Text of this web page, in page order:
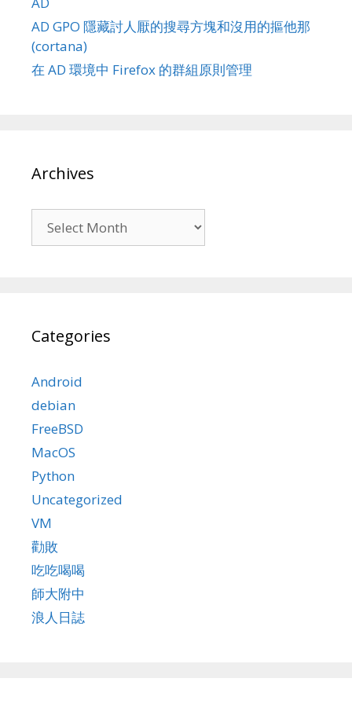
AD GPO 隱藏討人厭的搜尋方塊和沒用的摳他那
(cortana)
在 AD 環境中 Firefox 的群組原則管理
Archives
Categories
Android
debian
FreeBSD
MacOS
Python
Uncategorized
VM
勸敗
吃吃喝喝
師大附中
浪人日誌